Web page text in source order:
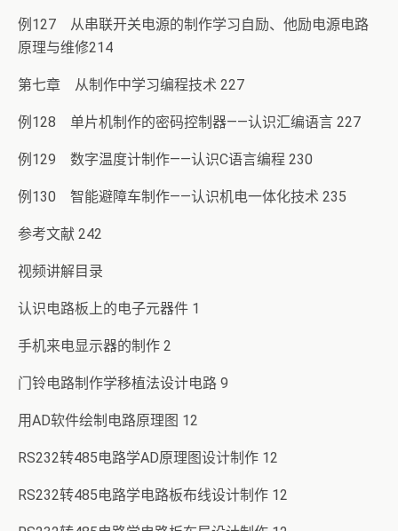
例127 从串联开关电源的制作学习自励、他励电源电路
原理与维修214
第七章 从制作中学习编程技术 227
例128 单片机制作的密码控制器——认识汇编语言 227
例129 数字温度计制作——认识C语言编程 230
例130 智能避障车制作——认识机电一体化技术 235
参考文献 242
视频讲解目录
认识电路板上的电子元器件 1
手机来电显示器的制作 2
门铃电路制作学移植法设计电路 9
用AD软件绘制电路原理图 12
RS232转485电路学AD原理图设计制作 12
RS232转485电路学电路板布线设计制作 12